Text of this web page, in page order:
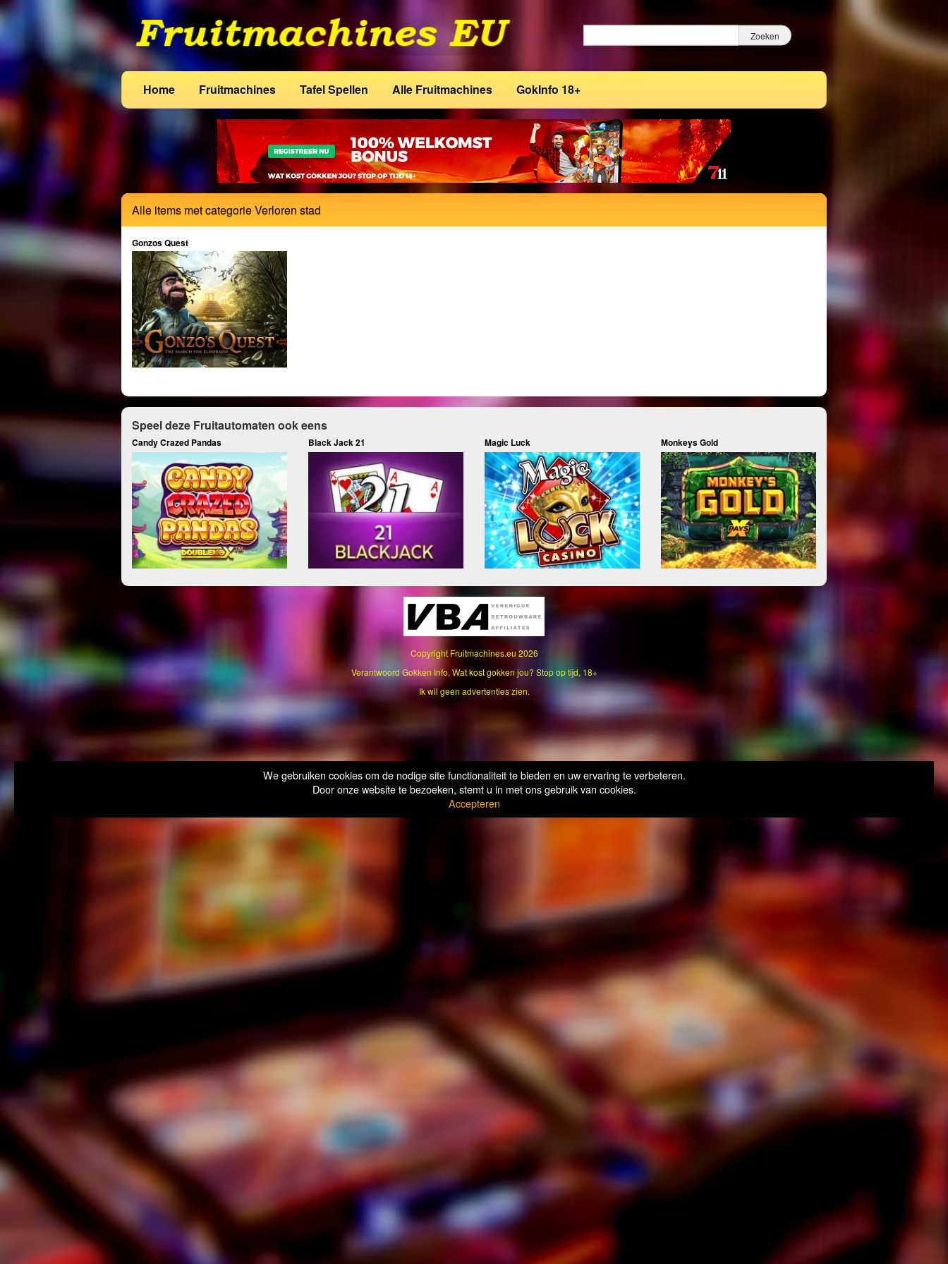
We gebruiken cookies om de nodige site functionaliteit te bieden en uw ervaring te verbeteren.
Door onze website te bezoeken, stemt u in met ons gebruik van cookies.
Accepteren
Home Fruitmachines Tafel Spellen Alle Fruitmachines GokInfo 18+
Alle items met categorie Verloren stad
Gonzos Quest
Speel deze Fruitautomaten ook eens
Candy Crazed Pandas Black Jack 21 Magic Luck Monkeys Gold
Copyright Fruitmachines.eu 2026
Verantwoord Gokken Info, Wat kost gokken jou? Stop op tijd, 18+
Ik wil geen advertenties zien.